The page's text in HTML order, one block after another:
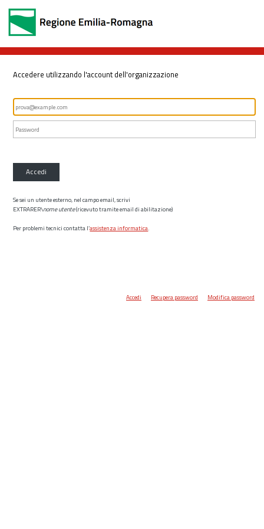
Accedere utilizzando l'account dell'organizzazione
Accedi
Se sei un utente esterno, nel campo email, scrivi
EXTRARER\nome utente(ricevuto tramite email di abilitazione)
Per problemi tecnici contatta l’assistenza informatica.
Accedi Recupera password Modifica password